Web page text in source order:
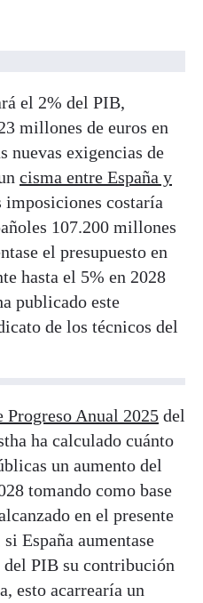
el 2% del PIB,
millones de euros en
nuevas exigencias de
cisma entre España y
costaría
107.200 millones
el presupuesto en
hasta el 5% en 2028
publicado este
de los técnicos del
Progreso Anual 2025 del
ha calculado cuánto
un aumento del
tomando como base
en el presente
España aumentase
PIB su contribución
esto acarrearía un